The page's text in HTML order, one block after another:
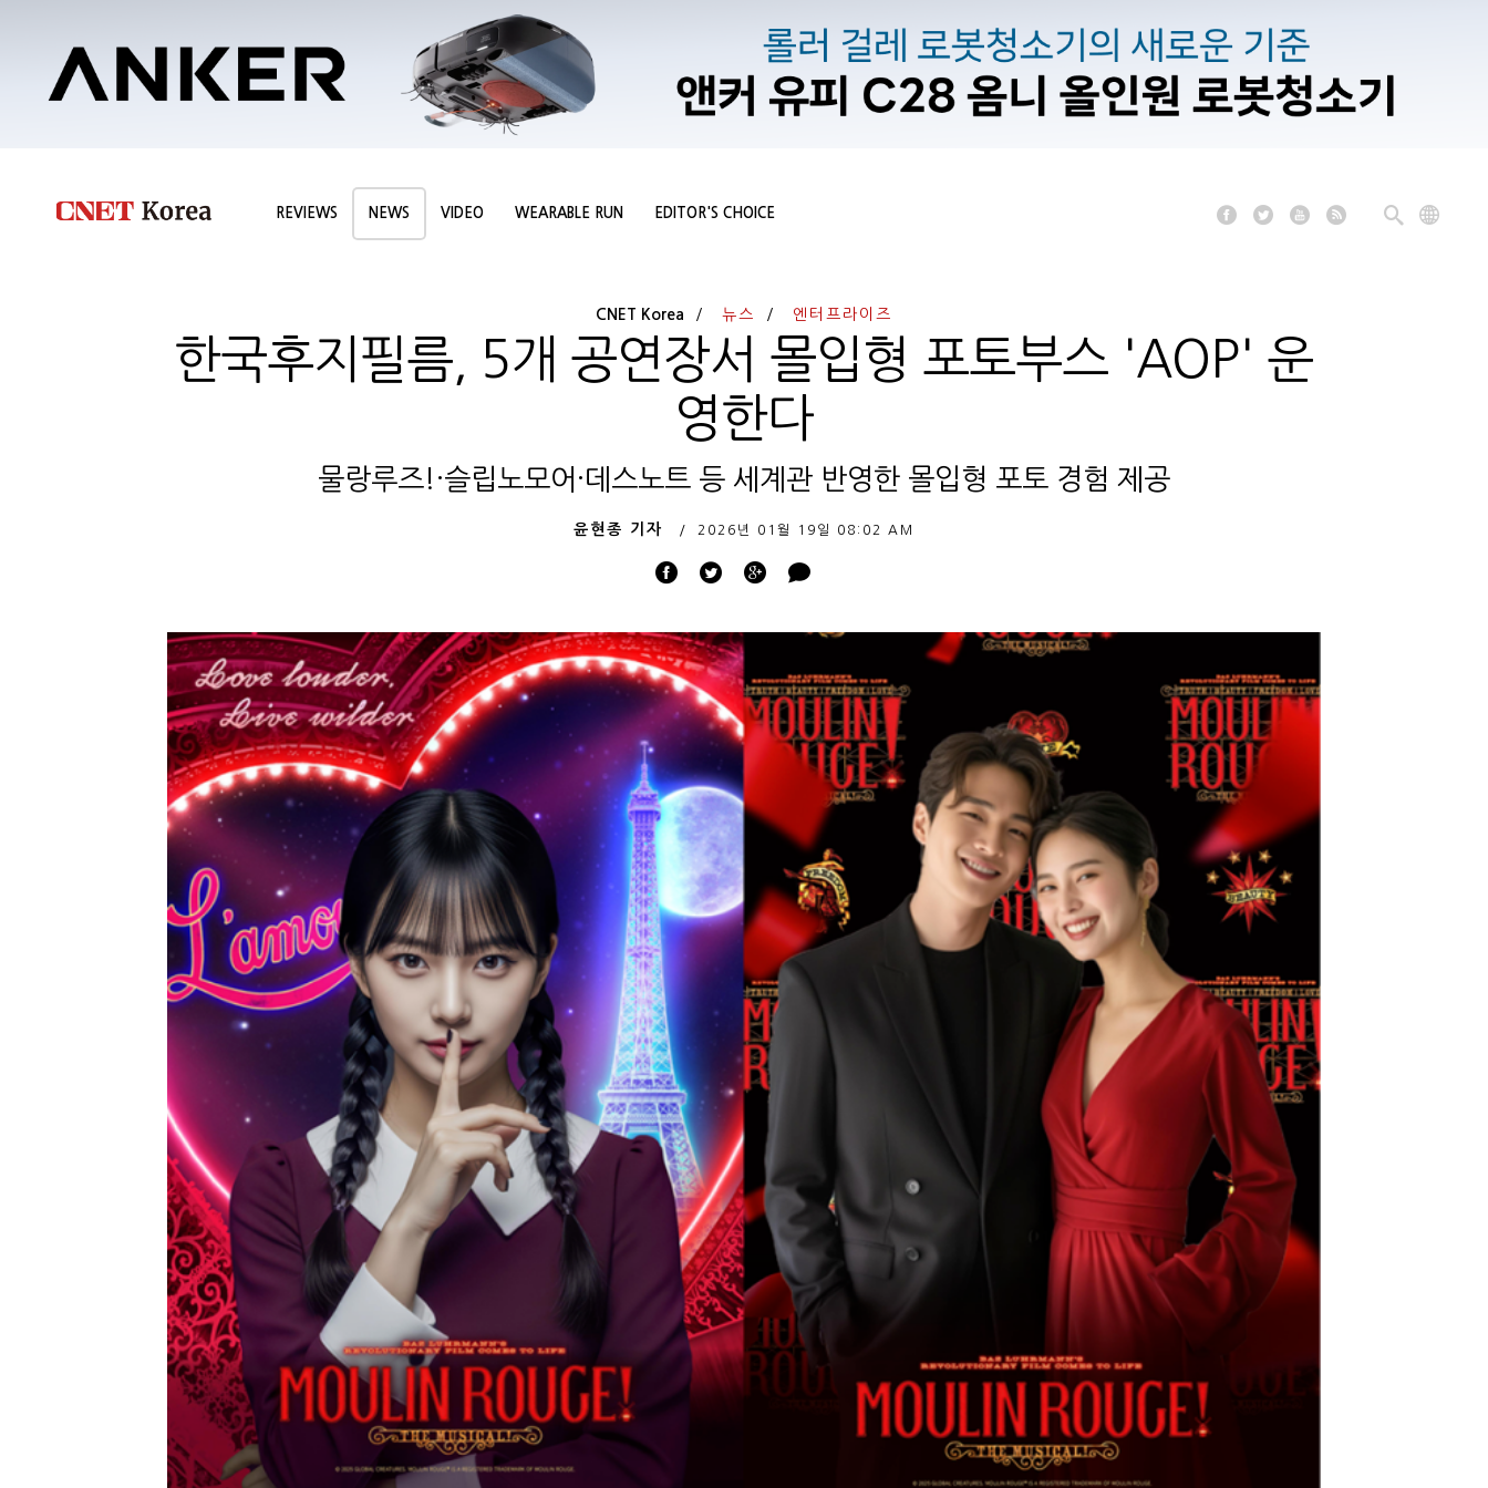
REVIEWS NEWS VIDEO WEARABLE RUN EDITOR'S CHOICE
CNET Korea 뉴스 엔터프라이즈
한국후지필름, 5개 공연장서 몰입형 포토부스 'AOP' 운
영한다
물랑루즈!·슬립노모어·데스노트 등 세계관 반영한 몰입형 포토 경험 제공
윤현종 기자 2026년 01월 19일 08:02 AM